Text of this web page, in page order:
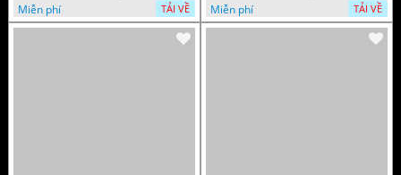
Miễn phí
TẢI VỀ
Miễn phí
TẢI VỀ